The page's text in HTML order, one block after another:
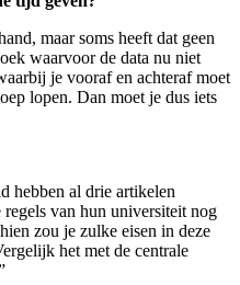
maar soms heeft dat geen
waarvoor de data nu niet
je vooraf en achteraf moet
lopen. Dan moet je dus iets
hebben al drie artikelen
van hun universiteit nog
zou je zulke eisen in deze
het met de centrale